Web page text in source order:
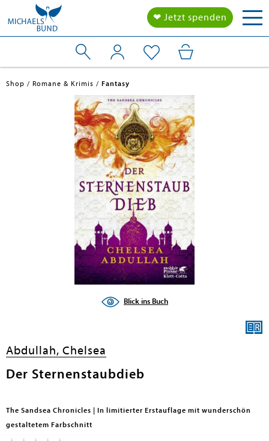
❤ Jetzt spenden
submenu
submenu
Shop Romane & Krimis Fantasy
Blick ins Buch
Abdullah, Chelsea
Der Sternenstaubdieb
The Sandsea Chronicles | In limitierter Erstauflage mit wunderschön
gestaltetem Farbschnitt